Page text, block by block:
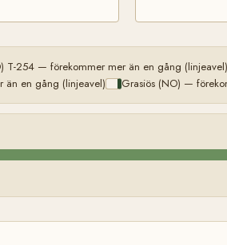
T-254 — förekommer mer än en gång (linjeavel)
en gång (linjeavel)
Grasiös (NO) —